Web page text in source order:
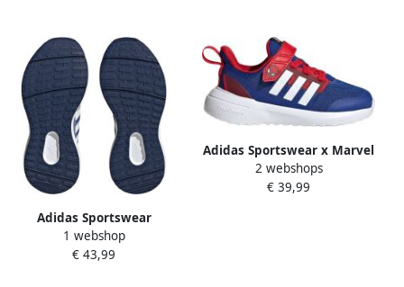
Adidas Sportswear
FortaRun 2.0 Cloudfoam
Schoenen met Elastische
1 webshop
€ 43,99
Adidas Sportswear x Marvel
FortaRun 2.0 Spider-Man
Cloudfoam Sport Running
2 webshops
€ 39,99